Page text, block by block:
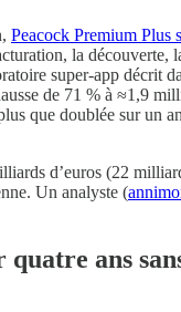
Peacock Premium Plus
la découverte,
super-app décrit
de 71 % à ≈1,9
que doublée sur un
d’euros (22
Un analyste (
ans